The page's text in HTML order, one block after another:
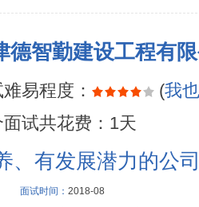
德智勤建设工程有
易程度： (我
面试共花费：1天
、有发展潜力的公
面试时间： 2018-08